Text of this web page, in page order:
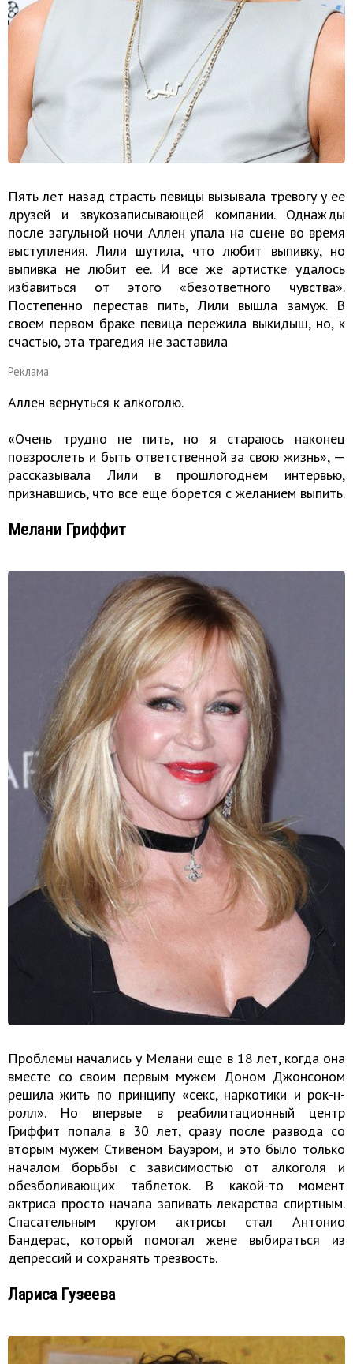
Пять лет назад страсть певицы вызывала тревогу у ее
друзей и звукозаписывающей компании. Однажды
после загульной ночи Аллен упала на сцене во время
выступления. Лили шутила, что любит выпивку, но
выпивка не любит ее. И все же артистке удалось
избавиться от этого «безответного чувства».
Постепенно перестав пить, Лили вышла замуж. В
своем первом браке певица пережила выкидыш, но, к
счастью, эта трагедия не заставила
Реклама
Аллен вернуться к алкоголю.
«Очень трудно не пить, но я стараюсь наконец
повзрослеть и быть ответственной за свою жизнь», —
рассказывала Лили в прошлогоднем интервью,
признавшись, что все еще борется с желанием выпить.
Мелани Гриффит
Проблемы начались у Мелани еще в 18 лет, когда она
вместе со своим первым мужем Доном Джонсоном
решила жить по принципу «секс, наркотики и рок-н-
ролл». Но впервые в реабилитационный центр
Гриффит попала в 30 лет, сразу после развода со
вторым мужем Стивеном Бауэром, и это было только
началом борьбы с зависимостью от алкоголя и
обезболивающих таблеток. В какой-то момент
актриса просто начала запивать лекарства спиртным.
Спасательным кругом актрисы стал Антонио
Бандерас, который помогал жене выбираться из
депрессий и сохранять трезвость.
Лариса Гузеева